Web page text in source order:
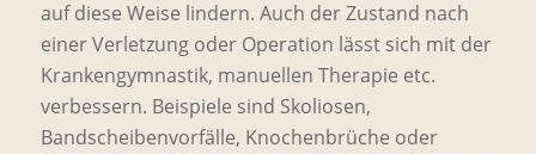
auf diese Weise lindern. Auch der Zustand nach
einer Verletzung oder Operation lässt sich mit der
Krankengymnastik, manuellen Therapie etc.
verbessern. Beispiele sind Skoliosen,
Bandscheibenvorfälle, Knochenbrüche oder